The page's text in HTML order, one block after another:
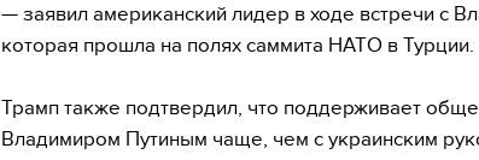
— заявил американский лидер в ходе встречи с
которая прошла на полях саммита НАТО в Турции.
Трамп также подтвердил, что поддерживает
Владимиром Путиным чаще, чем с украинским